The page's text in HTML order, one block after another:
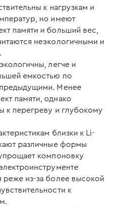
к нагрузкам и
но имеют
памяти и больший вес,
неэкологичными и
легче и
емкостью по
Менее
памяти, однако
к перегреву и глубокому
близки к Li-
различные формы
компоновку
реже из-за более высокой
к